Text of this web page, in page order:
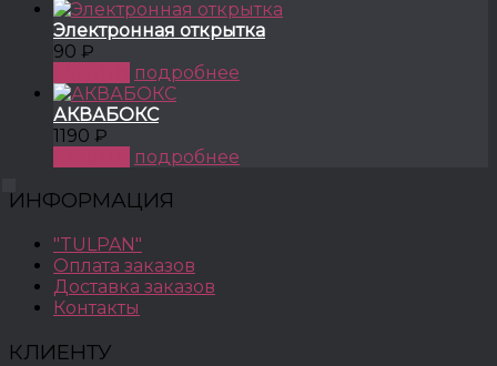
Электронная открытка
90 ₽
подробнее
АКВАБОКС
1190 ₽
подробнее
ИНФОРМАЦИЯ
"TULPAN"
Оплата заказов
Доставка заказов
Контакты
КЛИЕНТУ